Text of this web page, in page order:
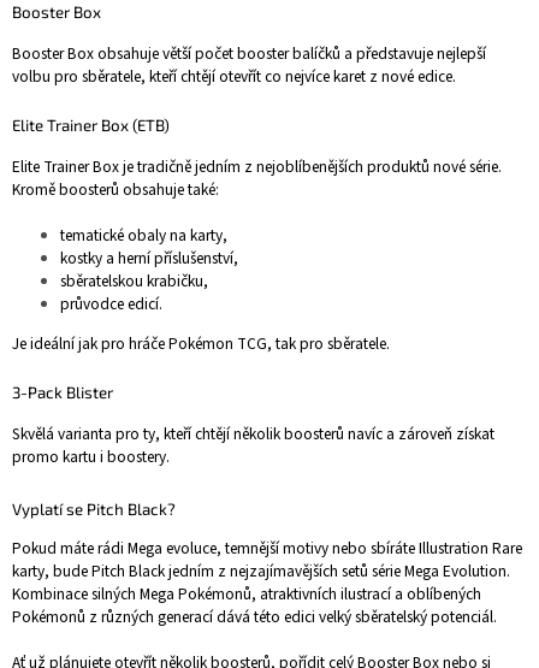
Booster Box
Booster Box obsahuje větší počet booster balíčků a představuje nejlepší
volbu pro sběratele, kteří chtějí otevřít co nejvíce karet z nové edice.
Elite Trainer Box (ETB)
Elite Trainer Box je tradičně jedním z nejoblíbenějších produktů nové série.
Kromě boosterů obsahuje také:
tematické obaly na karty,
kostky a herní příslušenství,
sběratelskou krabičku,
průvodce edicí.
Je ideální jak pro hráče Pokémon TCG, tak pro sběratele.
3-Pack Blister
Skvělá varianta pro ty, kteří chtějí několik boosterů navíc a zároveň získat
promo kartu i boostery.
Vyplatí se Pitch Black?
Pokud máte rádi Mega evoluce, temnější motivy nebo sbíráte Illustration Rare
karty, bude Pitch Black jedním z nejzajímavějších setů série Mega Evolution.
Kombinace silných Mega Pokémonů, atraktivních ilustrací a oblíbených
Pokémonů z různých generací dává této edici velký sběratelský potenciál.
Ať už plánujete otevřít několik boosterů, pořídit celý Booster Box nebo si